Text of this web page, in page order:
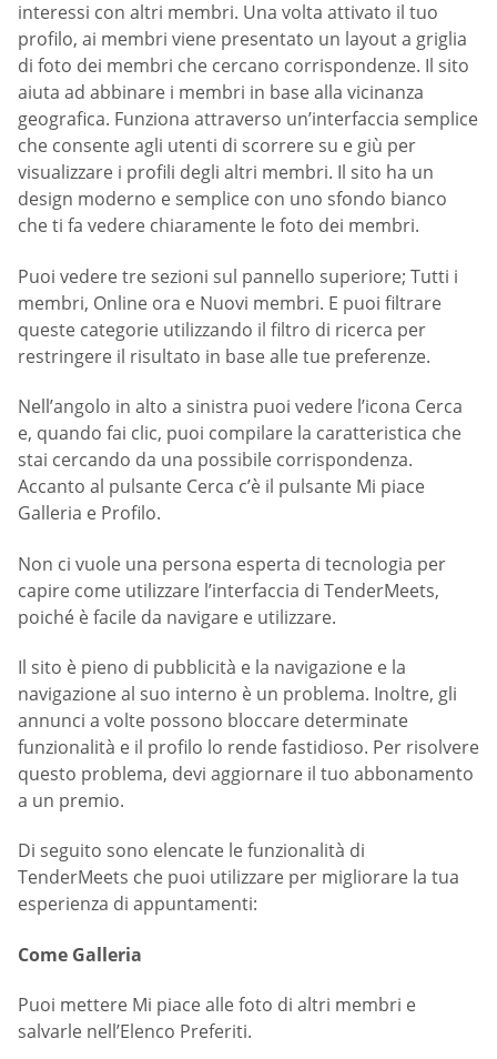
interessi con altri membri. Una volta attivato il tuo
profilo, ai membri viene presentato un layout a griglia
di foto dei membri che cercano corrispondenze. Il sito
aiuta ad abbinare i membri in base alla vicinanza
geografica. Funziona attraverso un’interfaccia semplice
che consente agli utenti di scorrere su e giù per
visualizzare i profili degli altri membri. Il sito ha un
design moderno e semplice con uno sfondo bianco
che ti fa vedere chiaramente le foto dei membri.
Puoi vedere tre sezioni sul pannello superiore; Tutti i
membri, Online ora e Nuovi membri. E puoi filtrare
queste categorie utilizzando il filtro di ricerca per
restringere il risultato in base alle tue preferenze.
Nell’angolo in alto a sinistra puoi vedere l’icona Cerca
e, quando fai clic, puoi compilare la caratteristica che
stai cercando da una possibile corrispondenza.
Accanto al pulsante Cerca c’è il pulsante Mi piace
Galleria e Profilo.
Non ci vuole una persona esperta di tecnologia per
capire come utilizzare l’interfaccia di TenderMeets,
poiché è facile da navigare e utilizzare.
Il sito è pieno di pubblicità e la navigazione e la
navigazione al suo interno è un problema. Inoltre, gli
annunci a volte possono bloccare determinate
funzionalità e il profilo lo rende fastidioso. Per risolvere
questo problema, devi aggiornare il tuo abbonamento
a un premio.
Di seguito sono elencate le funzionalità di
TenderMeets che puoi utilizzare per migliorare la tua
esperienza di appuntamenti:
Come Galleria
Puoi mettere Mi piace alle foto di altri membri e
salvarle nell’Elenco Preferiti.